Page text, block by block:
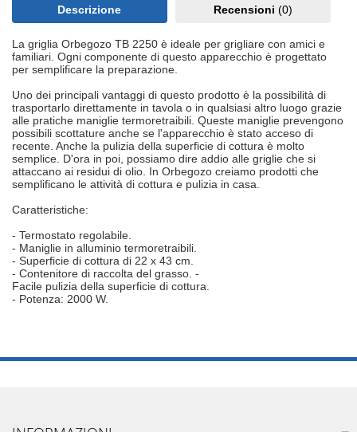
Descrizione Recensioni (0)
La griglia Orbegozo TB 2250 è ideale per grigliare con amici e
familiari. Ogni componente di questo apparecchio è progettato
per semplificare la preparazione.
Uno dei principali vantaggi di questo prodotto è la possibilità di
trasportarlo direttamente in tavola o in qualsiasi altro luogo grazie
alle pratiche maniglie termoretraibili. Queste maniglie prevengono
possibili scottature anche se l'apparecchio è stato acceso di
recente. Anche la pulizia della superficie di cottura è molto
semplice. D'ora in poi, possiamo dire addio alle griglie che si
attaccano ai residui di olio. In Orbegozo creiamo prodotti che
semplificano le attività di cottura e pulizia in casa.
Caratteristiche:
- Termostato regolabile.
- Maniglie in alluminio termoretraibili.
- Superficie di cottura di 22 x 43 cm.
- Contenitore di raccolta del grasso. -
Facile pulizia della superficie di cottura.
- Potenza: 2000 W.